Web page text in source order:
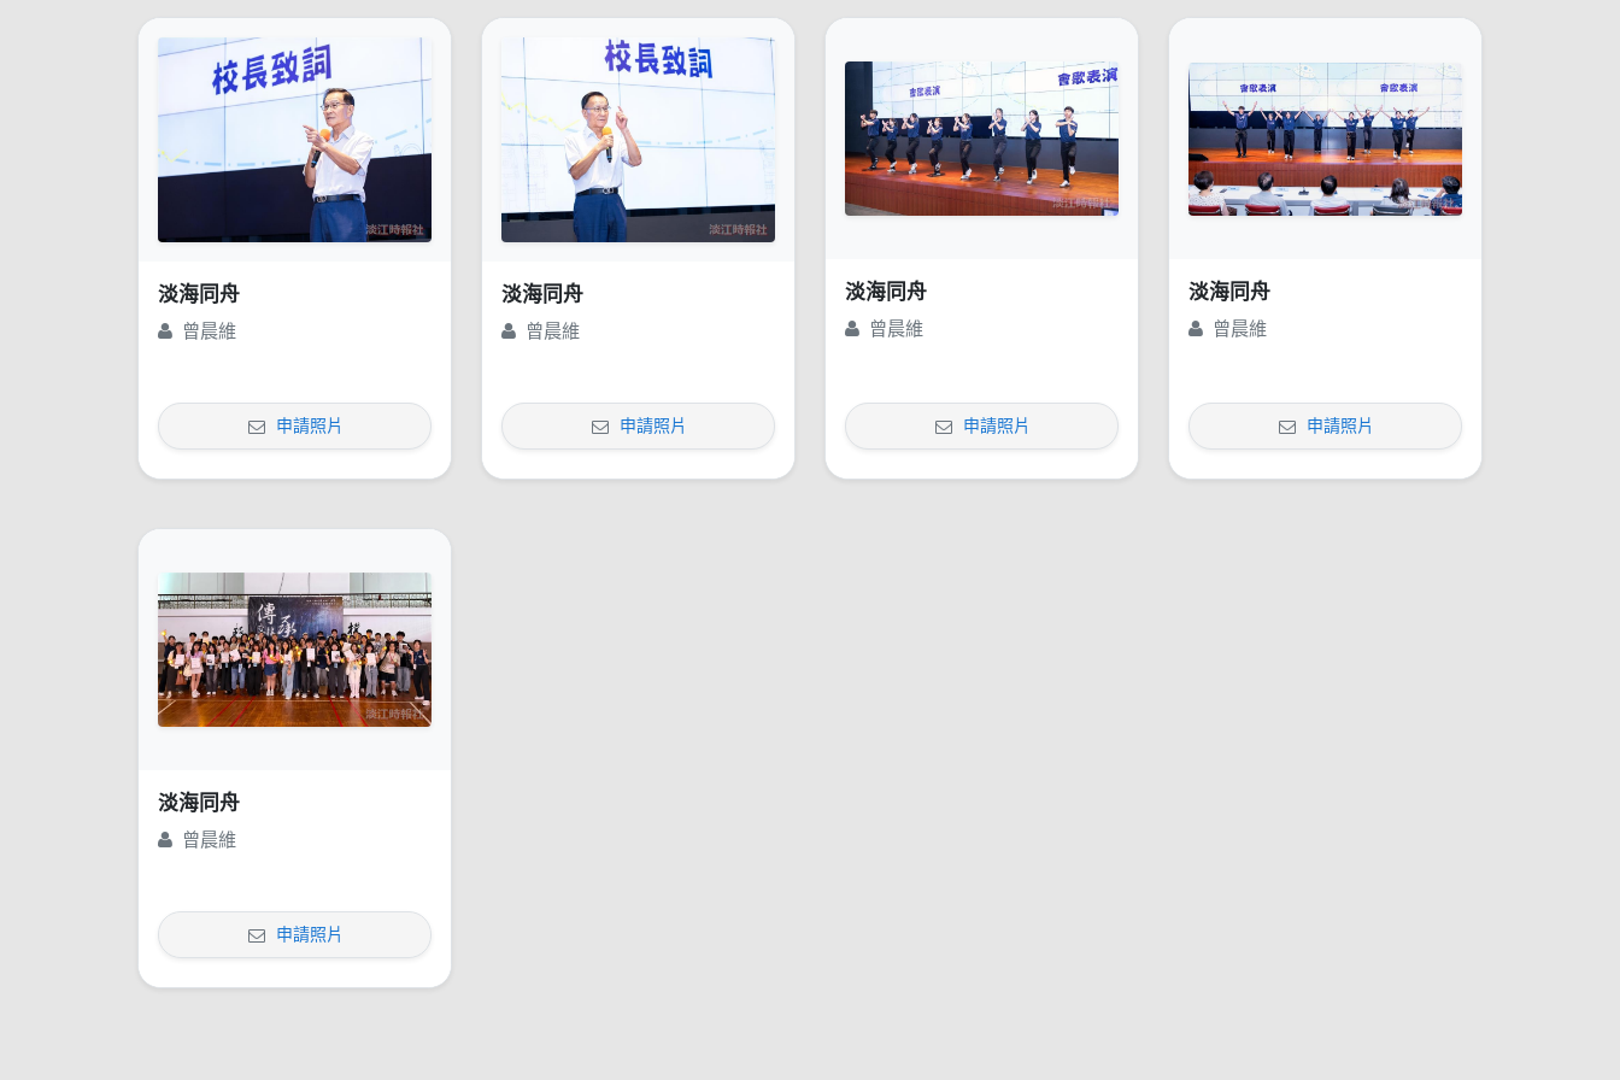
淡海同舟
曾晨維
申請照片
淡海同舟
曾晨維
申請照片
淡海同舟
曾晨維
申請照片
淡海同舟
曾晨維
申請照片
淡海同舟
曾晨維
申請照片